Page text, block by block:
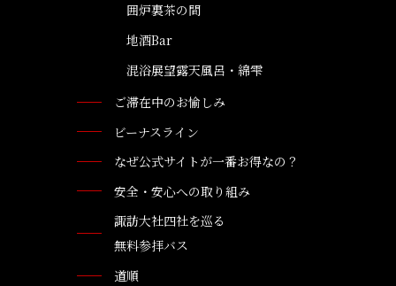
囲炉裏茶の間
地酒Bar
混浴展望露天風呂・綿雫
ご滞在中のお愉しみ
ビーナスライン
なぜ公式サイトが一番お得なの？
安全・安心への取り組み
諏訪大社四社を巡る
無料参拝バス
道順